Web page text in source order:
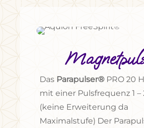
Das Parapulser® PRO 20
mit einer Pulsfrequenz 1 –
(keine Erweiterung da
Maximalstufe) Der